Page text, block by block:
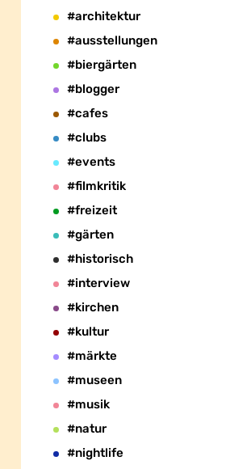
#architektur
#ausstellungen
#biergärten
#blogger
#cafes
#clubs
#events
#filmkritik
#freizeit
#gärten
#historisch
#interview
#kirchen
#kultur
#märkte
#museen
#musik
#natur
#nightlife